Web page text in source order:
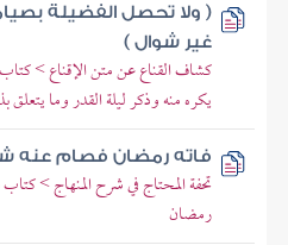
( ولا تحصل الفضيلة
غير شوال )
كشاف القناع عن متن الإقناع >
يكره منه وذكر ليلة القدر وما يتعلق
فاته رمضان فصام عنه
تحفة المحتاج في شرح المنهاج >
رمضان